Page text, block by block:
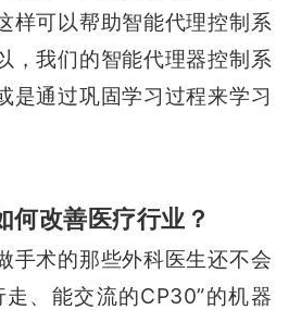
样可以帮助智能代理控制系
，我们的智能代理器控制系
是通过巩固学习过程来学习
何改善医疗行业？
手术的那些外科医生还不会
、能交流的CP30”的机器